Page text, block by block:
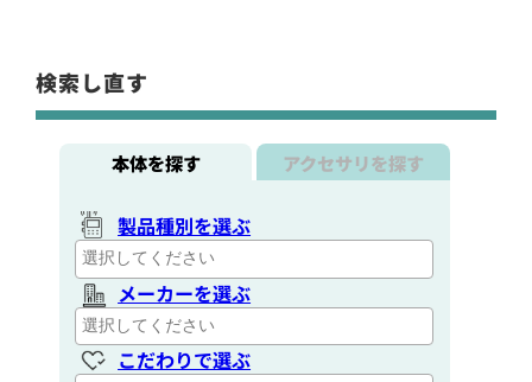
検索し直す
本体を探す アクセサリを探す
製品種別を選ぶ
メーカーを選ぶ
こだわりで選ぶ